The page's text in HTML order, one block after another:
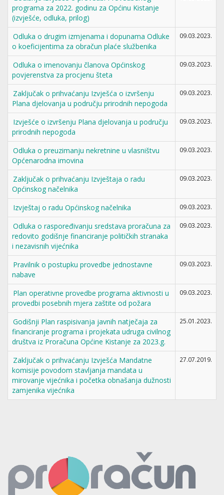
programa za 2022. godinu za Općinu Kistanje
(izvješće, odluka, prilog)
Odluka o drugim izmjenama i dopunama Odluke
o koeficijentima za obračun plaće službenika
09.03.2023.
Odluka o imenovanju članova Općinskog
povjerenstva za procjenu šteta
09.03.2023.
Zaključak o prihvaćanju Izvješća o izvršenju
Plana djelovanja u području prirodnih nepogoda
09.03.2023.
Izvješće o izvršenju Plana djelovanja u području
prirodnih nepogoda
09.03.2023.
Odluka o preuzimanju nekretnine u vlasništvu
Općenarodna imovina
09.03.2023.
Zaključak o prihvaćanju Izvještaja o radu
Općinskog načelnika
09.03.2023.
Izvještaj o radu Općinskog načelnika 09.03.2023.
Odluka o raspoređivanju sredstava proračuna za
redovito godišnje financiranje političkih stranaka
i nezavisnih vijećnika
09.03.2023.
Pravilnik o postupku provedbe jednostavne
nabave
09.03.2023.
Plan operativne provedbe programa aktivnosti u
provedbi posebnih mjera zaštite od požara
09.03.2023.
Godišnji Plan raspisivanja javnih natječaja za
financiranje programa i projekata udruga civilnog
društva iz Proračuna Općine Kistanje za 2023.g.
25.01.2023.
Zaključak o prihvaćanju Izvješća Mandatne
komisije povodom stavljanja mandata u
mirovanje vijećnika i početka obnašanja dužnosti
zamjenika vijećnika
27.07.2019.